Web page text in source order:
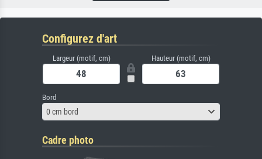
Configurez d'art
Largeur (motif, cm) Hauteur (motif, cm)
Bord
0 cm bord
Cadre photo